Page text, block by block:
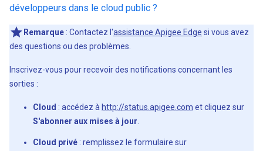
développeurs dans le cloud public ?
Remarque : Contactez l'assistance Apigee Edge si vous avez
des questions ou des problèmes.
Inscrivez-vous pour recevoir des notifications concernant les
sorties :
Cloud : accédez à http://status.apigee.com et cliquez sur
S'abonner aux mises à jour
Cloud privé : remplissez le formulaire sur